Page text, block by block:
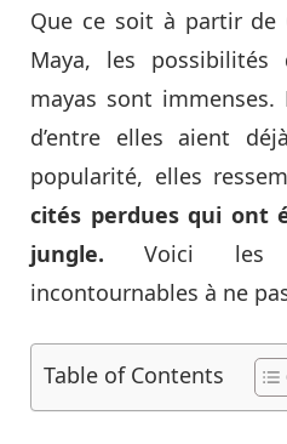
Que ce soit à partir de
Maya, les
mayas sont
d’entre elles aient
popularité, elles
cités perdues qui ont
jungle. Voici les
incontournables à ne
Table of Contents